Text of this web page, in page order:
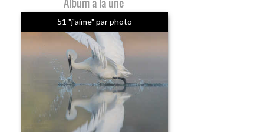
51 "j'aime" par photo